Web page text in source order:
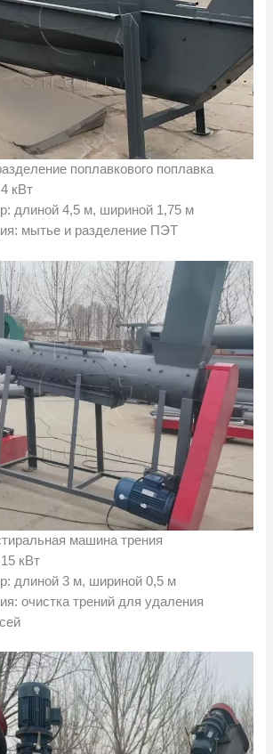
поплавкового поплавка
кВт
длиной 4,5 м, шириной 1,75 м
мытье и разделение ПЭТ
машина трения
кВт
длиной 3 м, шириной 0,5 м
очистка трений для удаления